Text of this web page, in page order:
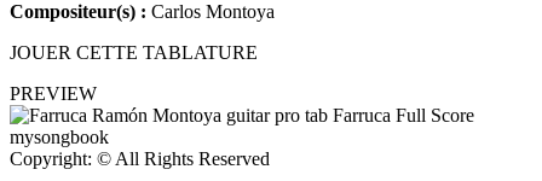
Compositeur(s) : Carlos Montoya
JOUER CETTE TABLATURE
PREVIEW
Copyright: © All Rights Reserved